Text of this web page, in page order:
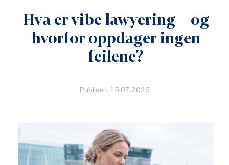
Hva er vibe lawyering – og
hvorfor oppdager ingen
feilene?
Publisert:15.07.2026